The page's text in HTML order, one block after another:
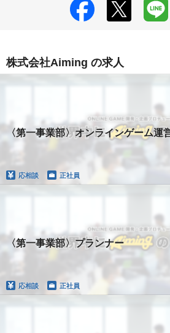
株式会社Aiming の求人
〈第一事業部〉オンラインゲーム運
応相談 正社員
〈第一事業部〉プランナー
応相談 正社員